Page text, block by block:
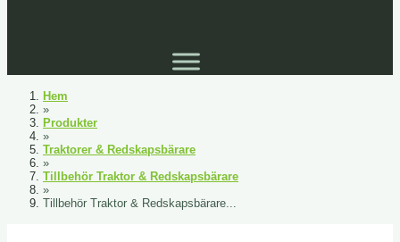
Hem
»
Produkter
»
Traktorer & Redskapsbärare
»
Tillbehör Traktor & Redskapsbärare
»
Tillbehör Traktor & Redskapsbärare...